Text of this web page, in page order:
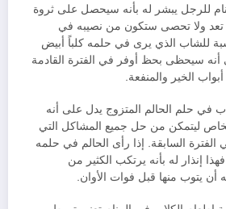
للرجل يبشر له بأنه سيحصل على ثروة
تعد ولا تحصى ستكون من نصيبه في
للشاب الذي يرى في حلمه كلباً أبيض
سيحظى بحظ أوفر في الفترة القادمة
الخير والمنفعة.
في حلم الحالم المتزوج يدل على أنه
ليتمكن من حل جميع المشاكل التي
السابقة. إذا رأى الحالم في حلمه
إنذار له بأنه يرتكب الكثير من
أن يتوب منها قبل فوات الأوان.